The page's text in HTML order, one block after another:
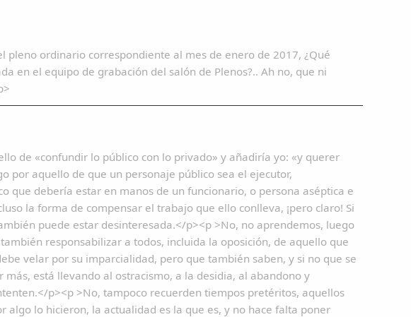
pleno ordinario correspondiente al mes de enero de 2017, ¿Qué
en el equipo de grabación del salón de Plenos?.. Ah no, que ni
de «confundir lo público con lo privado» y añadiría yo: «y querer
por aquello de que un personaje público sea el ejecutor,
que debería estar en manos de un funcionario, o persona aséptica e
la forma de compensar el trabajo que ello conlleva, ¡pero claro! Si
puede estar desinteresada.</p><p >No, no aprendemos, luego
responsabilizar a todos, incluida la oposición, de aquello que
velar por su imparcialidad, pero que también saben, y si no que se
está llevando al ostracismo, a la desidia, al abandono y
p><p >No, tampoco recuerden tiempos pretéritos, aquellos
algo lo hicieron, la actualidad es la que es, y no hace falta poner